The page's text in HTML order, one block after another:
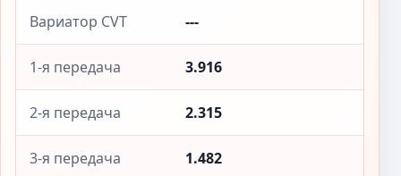
Вариатор CVT ---
1-я передача 3.916
2-я передача 2.315
3-я передача 1.482